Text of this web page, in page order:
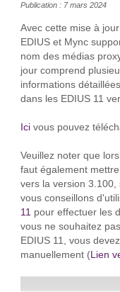
Publication : 7 mars 2024
Avec cette mise à
EDIUS et Mync
nom des médias
jour comprend
informations
dans les EDIUS 11
Icivous pouvez
Veuillez noter que
faut également
vers la version
vous conseillons
11pour effectuer les
vous ne souhaitez
EDIUS 11, vous
manuellement (Lien